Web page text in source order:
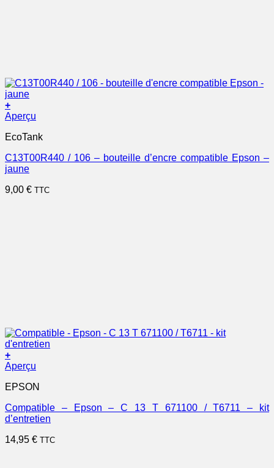
+
Aperçu
EcoTank
C13T00R440 / 106 – bouteille d’encre compatible Epson –
jaune
9,00 € TTC
+
Aperçu
EPSON
Compatible – Epson – C 13 T 671100 / T6711 – kit
d’entretien
14,95 € TTC